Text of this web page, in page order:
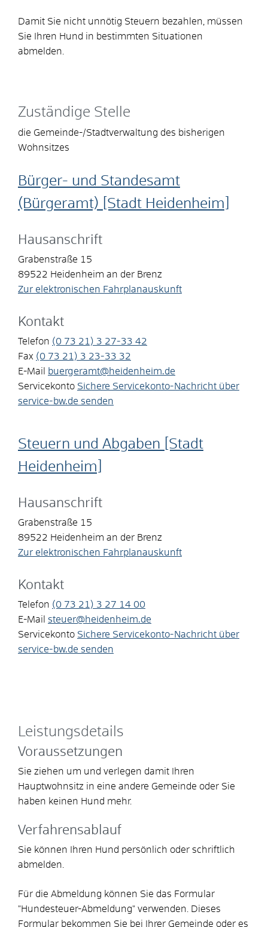
Damit Sie nicht unnötig Steuern bezahlen, müssen
Sie Ihren Hund in bestimmten Situationen
abmelden.
Zuständige Stelle
die Gemeinde-/Stadtverwaltung des bisherigen
Wohnsitzes
Bürger- und Standesamt
(Bürgeramt) [Stadt Heidenheim]
Hausanschrift
Grabenstraße 15
89522 Heidenheim an der Brenz
Zur elektronischen Fahrplanauskunft
Kontakt
Telefon (0 73 21) 3 27-33 42
Fax (0 73 21) 3 23-33 32
E-Mail
buergeramt@heidenheim.de
Servicekonto Sichere Servicekonto-Nachricht über
service-bw.de senden
Steuern und Abgaben [Stadt
Heidenheim]
Hausanschrift
Grabenstraße 15
89522 Heidenheim an der Brenz
Zur elektronischen Fahrplanauskunft
Kontakt
Telefon (0 73 21) 3 27 14 00
E-Mail steuer@heidenheim.de
Servicekonto Sichere Servicekonto-Nachricht über
service-bw.de senden
Leistungsdetails
Voraussetzungen
Sie ziehen um und verlegen damit Ihren
Hauptwohnsitz in eine andere Gemeinde oder Sie
haben keinen Hund mehr.
Verfahrensablauf
Sie können Ihren Hund persönlich oder schriftlich
abmelden.
Für die Abmeldung können Sie das Formular
"Hundesteuer-Abmeldung" verwenden.
Dieses
Formular bekommen Sie bei Ihrer Gemeinde oder es